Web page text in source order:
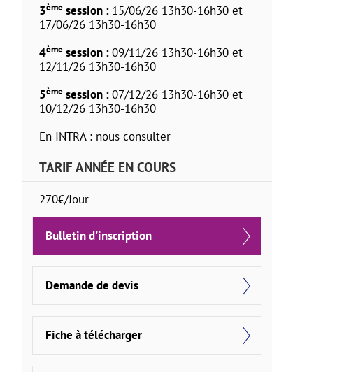
3ème session : 15/06/26 13h30-16h30 et
17/06/26 13h30-16h30
4ème session :09/11/26 13h30-16h30 et
12/11/26 13h30-16h30
5ème session :07/12/26 13h30-16h30 et
10/12/26 13h30-16h30
En INTRA : nous consulter
TARIF ANNÉE EN COURS
270€/Jour
Bulletin d'inscription
Demande de devis
Fiche à télécharger